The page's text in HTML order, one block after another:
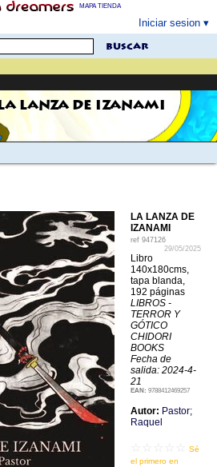
MAPA TIENDA
Iniciar sesion
buscar
LA LANZA DE IZANAMI
LA LANZA DE
IZANAMI
ref 947126
29/05/2025
Libro
140x180cms,
tapa blanda,
192 páginas
LIBROS -
TERROR Y
GÓTICO
CHIDORI
BOOKS
Fecha de
salida: 2024-4-
21
EAN: 9788412469257
Autor: Pastor;
Raquel
Sé
el primero en